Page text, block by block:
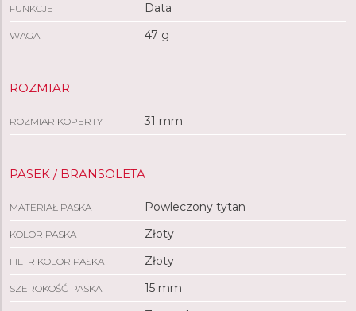
FUNKCJE Data
WAGA 47 g
ROZMIAR
ROZMIAR KOPERTY 31 mm
PASEK / BRANSOLETA
MATERIAŁ PASKA Powleczony tytan
KOLOR PASKA Złoty
FILTR KOLOR PASKA Złoty
SZEROKOŚĆ PASKA 15 mm